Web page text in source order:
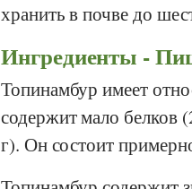
хранить в почве до
Ингредиенты -
Топинамбур имеет
содержит мало белков
г). Он состоит